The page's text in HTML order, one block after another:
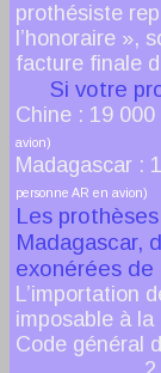
prothésiste
l’honoraire »,
facture finale
Si votre
Chine : 19 000
avion)
Madagascar :
personne AR en avion)
Les
Madagascar,
exonérées
L’importation
imposable à la
Code général